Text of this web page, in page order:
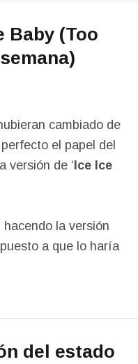
Baby (Too
cambiado de
el papel del
versión de ‘ Ice Ice
hacendo la versión
a que lo haría
del estado